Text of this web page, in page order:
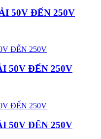
50V ĐẾN 250V
50V ĐẾN 250V
50V ĐẾN 250V